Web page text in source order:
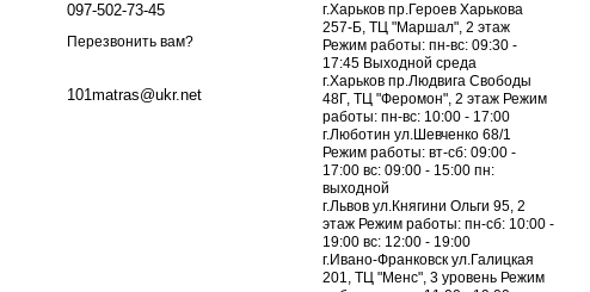
097-502-73-45
Перезвонить вам?
101matras@ukr.net
г.Харьков пр.Героев Харькова
257-Б, ТЦ "Маршал", 2 этаж
Режим работы: пн-вс: 09:30 -
17:45 Выходной среда
г.Харьков пр.Людвига Свободы
48Г, ТЦ "Феромон", 2 этаж Режим
работы: пн-вс: 10:00 - 17:00
г.Люботин ул.Шевченко 68/1
Режим работы: вт-сб: 09:00 -
17:00 вс: 09:00 - 15:00 пн:
выходной
г.Львов ул.Княгини Ольги 95, 2
этаж Режим работы: пн-сб: 10:00 -
19:00 вс: 12:00 - 19:00
г.Ивано-Франковск ул.Галицкая
201, ТЦ "Менс", 3 уровень Режим